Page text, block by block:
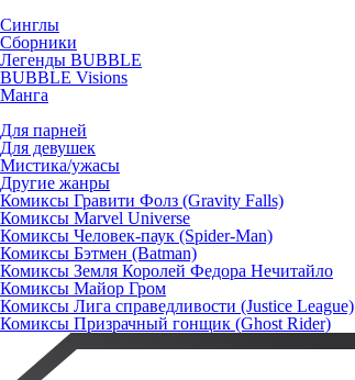
Синглы
Сборники
Легенды BUBBLE
BUBBLE Visions
Манга
Для парней
Для девушек
Мистика/ужасы
Другие жанры
Комиксы Гравити Фолз (Gravity Falls)
Комиксы Marvel Universe
Комиксы Человек-паук (Spider-Man)
Комиксы Бэтмен (Batman)
Комиксы Земля Королей Федора Нечитайло
Комиксы Майор Гром
Комиксы Лига справедливости (Justice League)
Комиксы Призрачный гонщик (Ghost Rider)